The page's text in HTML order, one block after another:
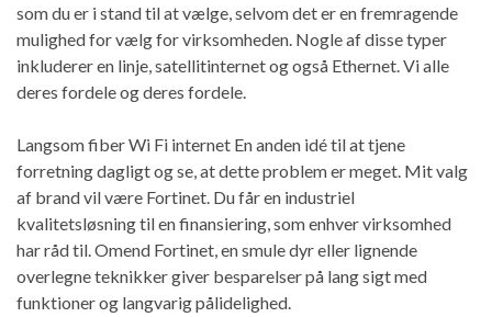
som du er i stand til at vælge, selvom det er en fremragende
mulighed for vælg for virksomheden. Nogle af disse typer
inkluderer en linje, satellitinternet og også Ethernet. Vi alle
deres fordele og deres fordele.
Langsom fiber Wi Fi internet En anden idé til at tjene
forretning dagligt og se, at dette problem er meget. Mit valg
af brand vil være Fortinet. Du får en industriel
kvalitetsløsning til en finansiering, som enhver virksomhed
har råd til. Omend Fortinet, en smule dyr eller lignende
overlegne teknikker giver besparelser på lang sigt med
funktioner og langvarig pålidelighed.